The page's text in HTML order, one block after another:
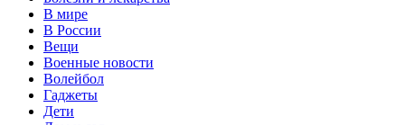
В мире
В России
Вещи
Военные новости
Волейбол
Гаджеты
Дети